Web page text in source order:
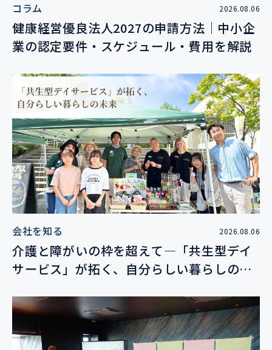
コラム 2026.08.06
健康経営優良法人2027の申請方法｜中小企
業の認定要件・スケジュール・費用を解説
会社を知る 2026.08.06
介護と障がいの枠を超えて―「共生型デイ
サービス」が拓く、自分らしい暮らしの未